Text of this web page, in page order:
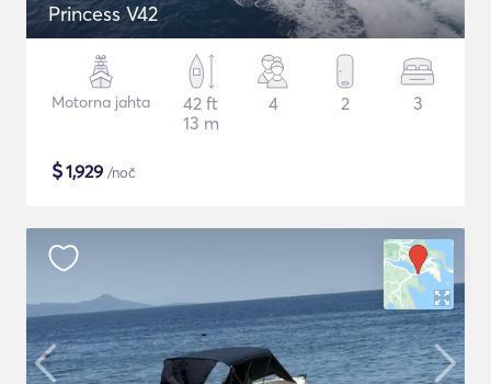
Princess V42
Motorna jahta
42 ft
13 m
4 2 3
$1,929 /noč